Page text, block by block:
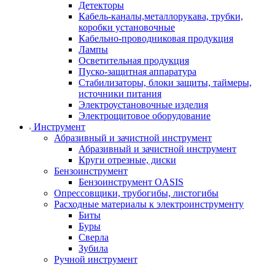
Детекторы
Кабель-каналы,металлорукава, трубки,
коробки установочные
Кабельно-проводниковая продукция
Лампы
Осветительная продукция
Пуско-защитная аппаратура
Стабилизаторы, блоки защиты, таймеры,
источники питания
Электроустановочные изделия
Электрощитовое оборудование
Инструмент
Абразивный и зачистной инструмент
Абразивный и зачистной инструмент
Круги отрезные, диски
Бензоинструмент
Бензоинструмент OASIS
Опрессовщики, трубогибы, листогибы
Расходные материалы к электроинструменту
Биты
Буры
Сверла
Зубила
Ручной инструмент